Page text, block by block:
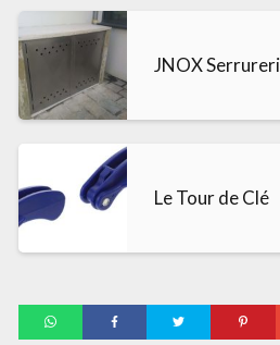
JNOX
Le Tour de Clé